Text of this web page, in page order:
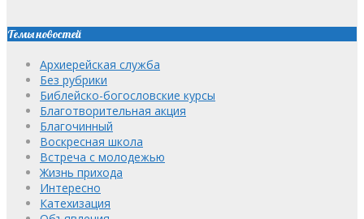
Темы новостей
Архиерейская служба
Без рубрики
Библейско-богословские курсы
Благотворительная акция
Благочинный
Воскресная школа
Встреча с молодежью
Жизнь прихода
Интересно
Катехизация